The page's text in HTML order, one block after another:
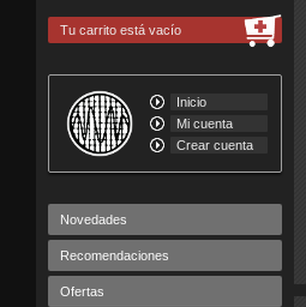
Tu carrito está vacío
Inicio
Mi cuenta
Crear cuenta
Novedades
Recomendaciones
Ofertas